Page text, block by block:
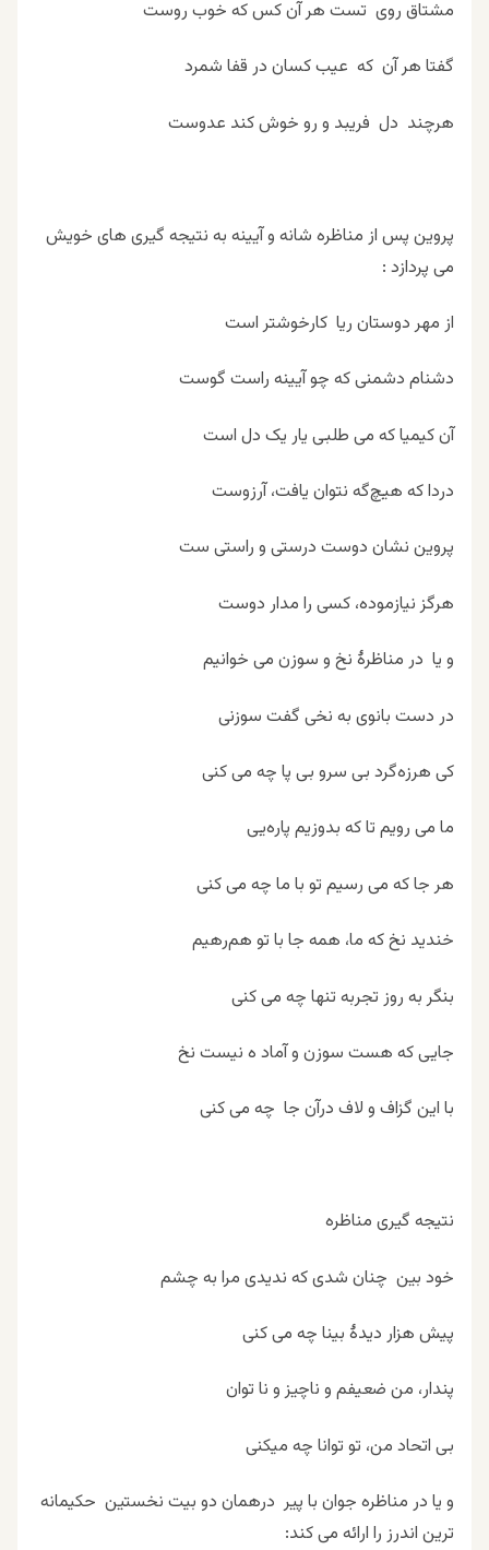
مشتاق روی تست هر آن کس که خوب روست
گفتا هر آن که عیب کسان در قفا شمرد
هرچند دل فریبد و رو خوش کند عدوست
پروین پس از مناظره شانه و آیینه به نتیجه گیری های خویش
می پردازد :
از مهر دوستان ریا کارخوشتر است
دشنام دشمنی که چو آیینه راست گوست
آن کیمیا که می طلبی یار یک دل است
دردا که هیچ‌گه نتوان یافت، آرزوست
پروین نشان دوست درستی و راستی ست
هرگز نیازموده، کسی را مدار دوست
و یا در مناظرۀ نخ و سوزن می خوانیم
در دست بانوی به نخی گفت سوزنی
کی هرزه‌گرد بی سرو بی پا چه می کنی
ما می رویم تا که بدوزیم پاره‌یی
هر جا که می رسیم تو با ما چه می کنی
خندید نخ که ما، همه جا با تو هم‌رهیم
بنگر به روز تجربه تنها چه می کنی
جایی که هست سوزن و آماد ه نیست نخ
با این گزاف و لاف درآن جا چه می کنی
نتیجه گیری مناظره
خود بین چنان شدی که ندیدی مرا به چشم
پیش هزار دیدۀ بینا چه می کنی
پندار، من ضعیفم و ناچیز و نا توان
بی اتحاد من، تو توانا چه میکنی
و یا در مناظره جوان با پیر درهمان دو بیت نخستین حکیمانه
ترین اندرز را ارائه می کند: